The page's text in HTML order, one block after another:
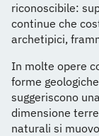
riconoscibile:
continue che
archetipici,
In molte opere
forme
suggeriscono
dimensione
naturali si